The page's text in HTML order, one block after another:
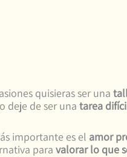
quisieras ser una
deje de ser una tarea
importante es el amor
para valorar lo que